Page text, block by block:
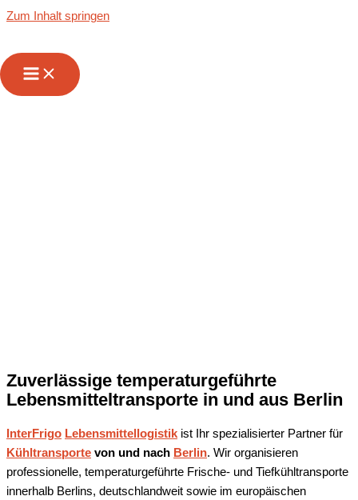
Zum Inhalt springen
Kühltransporte
Zuverlässige temperaturgeführte
Lebensmitteltransporte in und aus Berlin
InterFrigo Lebensmittellogistik ist Ihr spezialisierter Partner für
Kühltransporte von und nach Berlin. Wir organisieren
professionelle, temperaturgeführte Frische- und Tiefkühltransporte
innerhalb Berlins, deutschlandweit sowie im europäischen